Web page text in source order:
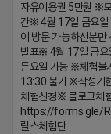
자유이용권 5만원 ※
간※ 4월 17일 금요
이 방문 가능하신분만
발표※ 4월 17일 금요
든요일 가능 ※체험불
13:30 불가 ※작성기
체험신청※ 블로그체
https://forms.gle/
릴스체험단